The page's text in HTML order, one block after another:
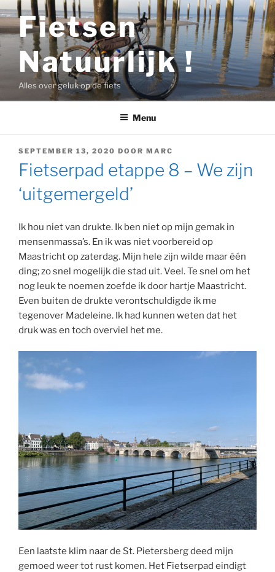
Ga
naar
de
inhoud
Fietsen
Natuurlijk !
Alles over geluk op de fiets
Menu
GEPLAATST
OP
SEPTEMBER 13, 2020 DOOR MARC
Fietserpad etappe 8 – We zijn
‘uitgemergeld’
Ik hou niet van drukte. Ik ben niet op mijn gemak in
mensenmassa’s. En ik was niet voorbereid op
Maastricht op zaterdag. Mijn hele zijn wilde maar één
ding; zo snel mogelijk die stad uit. Veel. Te snel om het
nog leuk te noemen zoefde ik door hartje Maastricht.
Even buiten de drukte verontschuldigde ik me
tegenover Madeleine. Ik had kunnen weten dat het
druk was en toch overviel het me.
Een laatste klim naar de St. Pietersberg deed mijn
gemoed weer tot rust komen. Het Fietserpad eindigt